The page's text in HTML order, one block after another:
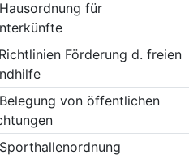
für
Förderung d. freien
von öffentlichen